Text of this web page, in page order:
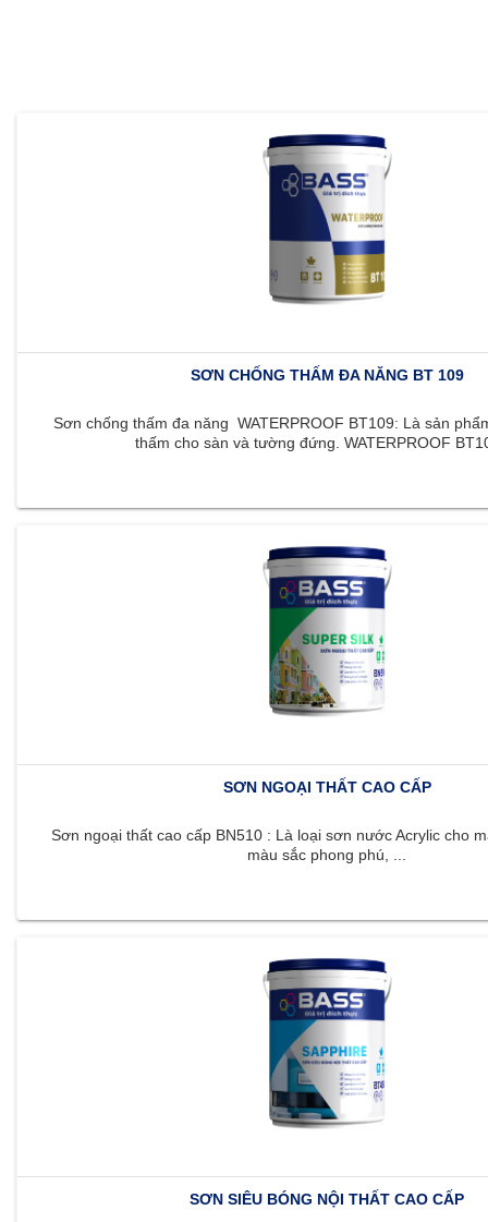
SƠN CHỐNG THẤM ĐA NĂNG BT 109
Sơn chống thấm đa năng WATERPROOF BT109: Là sản
thấm cho sàn và tường đứng. WATERPROOF
SƠN NGOẠI THẤT CAO CẤP
Sơn ngoại thất cao cấp BN510 : Là loại sơn nước Acrylic cho
màu sắc phong phú, ...
SƠN SIÊU BÓNG NỘI THẤT CAO CẤP